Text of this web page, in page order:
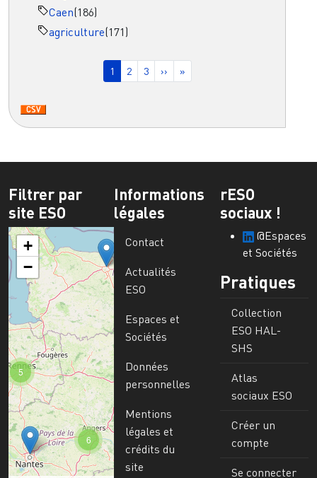
Caen(186)
agriculture(171)
Page courante
1 Page
2 Page
3 Page suivante
›› Dernière page
»
Filtrer par
site ESO
6
5
+
−
Informations
légales
Contact
Actualités
ESO
Espaces et
Sociétés
Données
personnelles
Mentions
légales et
crédits du
site
rESO
sociaux !
@Espaces
et Sociétés
Pratiques
Collection
ESO HAL-
SHS
Atlas
sociaux ESO
Créer un
compte
Se connecter